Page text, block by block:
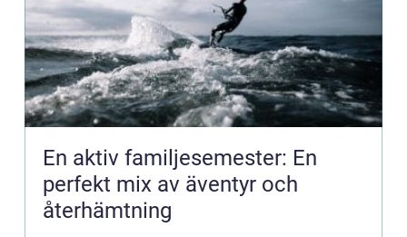
En aktiv familjesemester: En
perfekt mix av äventyr och
återhämtning